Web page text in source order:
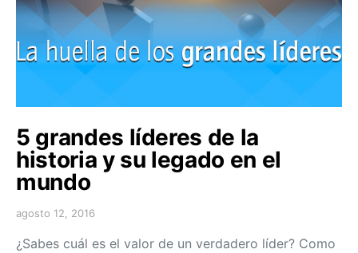
5 grandes líderes de la
historia y su legado en el
mundo
agosto 12, 2016
¿Sabes cuál es el valor de un verdadero líder? Como